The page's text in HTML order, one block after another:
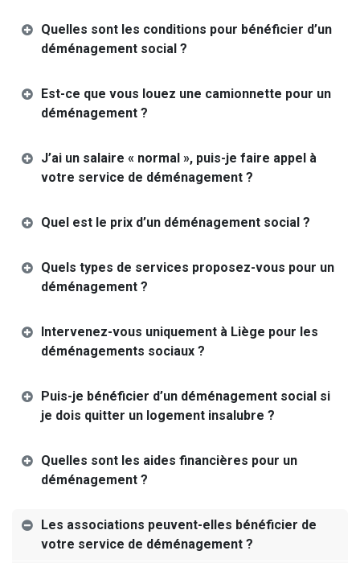
Quelles sont les conditions pour bénéficier d’un
déménagement social ?
Est-ce que vous louez une camionnette pour un
déménagement ?
J’ai un salaire « normal », puis-je faire appel à
votre service de déménagement ?
Quel est le prix d’un déménagement social ?
Quels types de services proposez-vous pour un
déménagement ?
Intervenez-vous uniquement à Liège pour les
déménagements sociaux ?
Puis-je bénéficier d’un déménagement social si
je dois quitter un logement insalubre ?
Quelles sont les aides financières pour un
déménagement ?
Les associations peuvent-elles bénéficier de
votre service de déménagement ?